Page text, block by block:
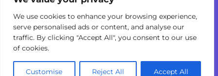
We use cookies to enhance your browsing experience,
serve personalised ads or content, and analyse our
traffic. By clicking "Accept All", you consent to our use
of cookies.
Customise Reject All Accept All
© 2026yodyolaza.com. Todos los derechos